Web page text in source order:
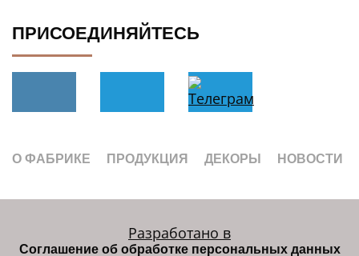
ПРИСОЕДИНЯЙТЕСЬ
О ФАБРИКЕ ПРОДУКЦИЯ ДЕКОРЫ НОВОСТИ
Соглашение об обработке персональных данных
Разработано в